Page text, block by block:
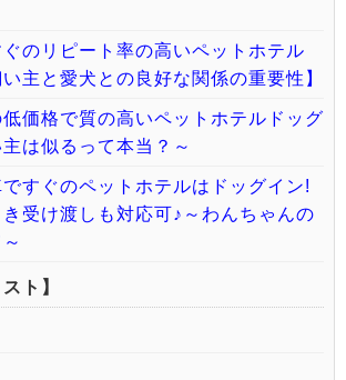
のリピート率の高いペットホテル
主と愛犬との良好な関係の重要性】
価格で質の高いペットホテルドッグ
は似るって本当？～
すぐのペットホテルはドッグイン!
受け渡しも対応可♪～わんちゃんの
ト】